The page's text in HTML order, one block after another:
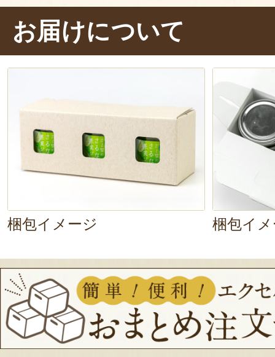
わいのさるなしがよく合います！
って、甘酸っぱさが引き立って美
お届けについて
梱包イメージ 梱包イ